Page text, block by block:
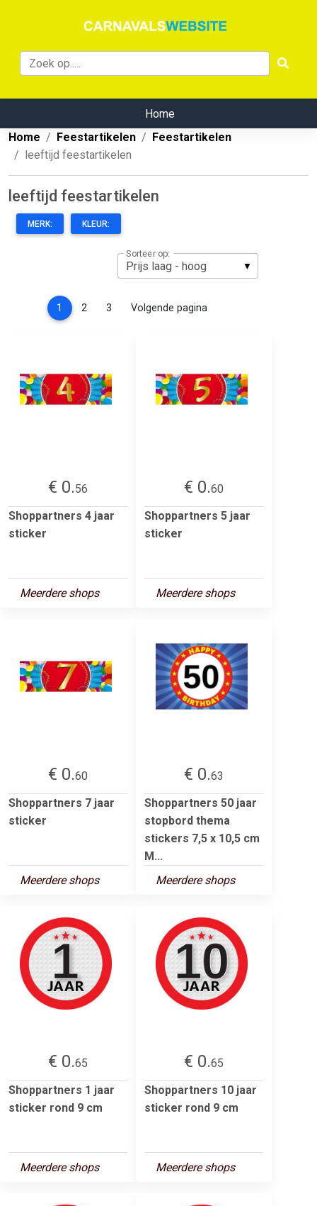
Home
Home
Feestartikelen
Feestartikelen
leeftijd feestartikelen
leeftijd feestartikelen
MERK: KLEUR:
Sorteer op:
1 (current)
2 3 Volgende pagina
€ 0.56
Shoppartners 4 jaar
sticker
Meerdere shops
€ 0.60
Shoppartners 5 jaar
sticker
Meerdere shops
€ 0.60
Shoppartners 7 jaar
sticker
Meerdere shops
€ 0.63
Shoppartners 50 jaar
stopbord thema
stickers 7,5 x 10,5 cm
M...
Meerdere shops
€ 0.65
Shoppartners 1 jaar
sticker rond 9 cm
Meerdere shops
€ 0.65
Shoppartners 10 jaar
sticker rond 9 cm
Meerdere shops